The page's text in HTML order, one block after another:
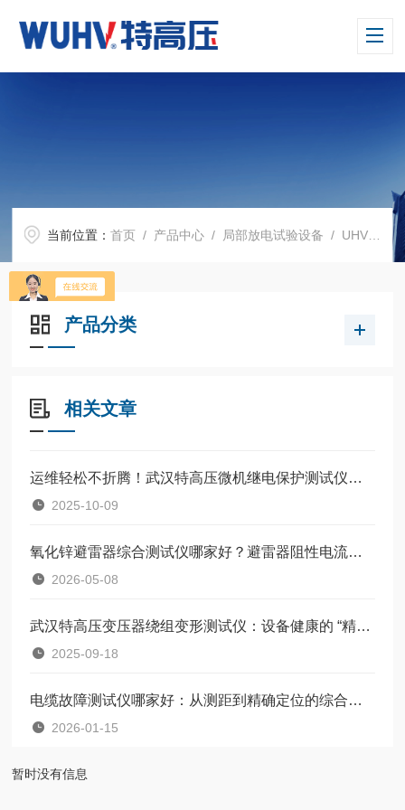
当前位置：首页 / 产品中心 / 局部放电试验设备 / UHV(W)系列无局放变频电源
产品分类
相关文章
运维轻松不折腾！武汉特高压微机继电保护测试仪易操作
2025-10-09
氧化锌避雷器综合测试仪哪家好？避雷器阻性电流及全电流如何准确测量？
2026-05-08
武汉特高压变压器绕组变形测试仪：设备健康的 “精准诊断师”
2025-09-18
电缆故障测试仪哪家好：从测距到精确定位的综合解决方案
2026-01-15
暂时没有信息